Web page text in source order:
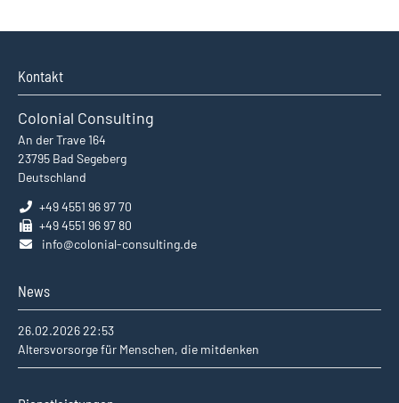
Kontakt
Colonial Consulting
An der Trave 164
23795 Bad Segeberg
Deutschland
+49 4551 96 97 70
+49 4551 96 97 80
info@colonial-consulting.de
News
26.02.2026 22:53
Altersvorsorge für Menschen, die mitdenken